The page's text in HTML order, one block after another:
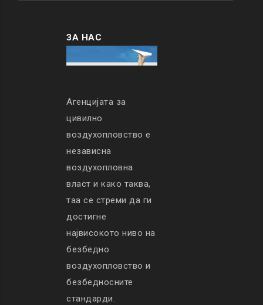
ЗА НАС
Агенцијата за
цивилно
воздухопловство е
независна
воздухопловна
власт и како таква,
таа се стреми да ги
достигне
највисокото ниво на
безбедно
воздухопловство и
безбедносните
стандарди.